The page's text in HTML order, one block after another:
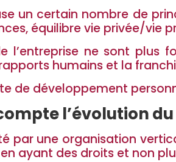
un certain nombre de
équilibre vie privée/vie
ne sont plus
humains et la
de développement
l’évolution
par une organisation
ayant des droits et non